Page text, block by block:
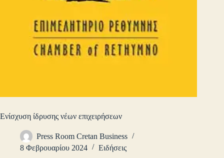
Ενίσχυση ίδρυσης νέων επιχειρήσεων
Press Room Cretan Business
8 Φεβρουαρίου 2024
Ειδήσεις